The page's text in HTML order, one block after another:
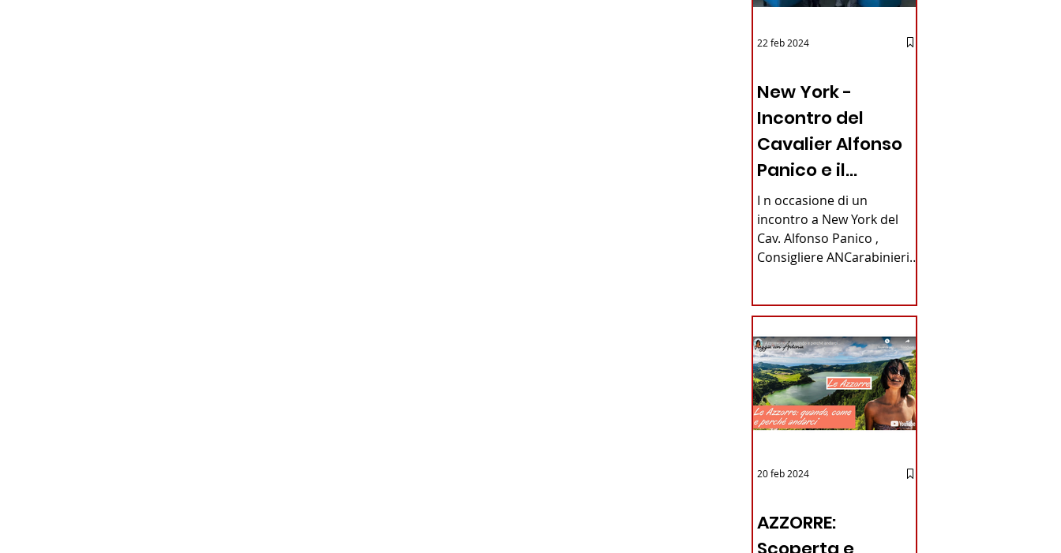
New York -
Incontro del
Cavalier Alfonso
Panico e il
Generale dei
Carabinieri
Fabrizio Parrulli
I n occasione di un
incontro a New York del
Cav. Alfonso Panico ,
Consigliere ANCarabinieri
22 feb 2024
AZZORRE:
20 feb 2024